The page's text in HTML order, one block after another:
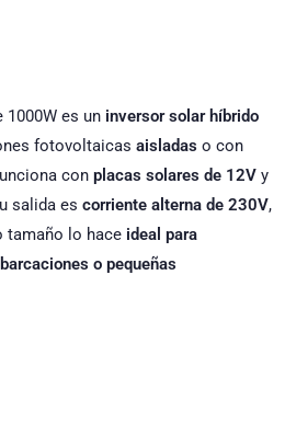
1000W es un inversor solar híbrido
fotovoltaicas aisladas o con
con placas solares de 12V y
salida es corriente alterna de 230V,
tamaño lo hace ideal para
o pequeñas